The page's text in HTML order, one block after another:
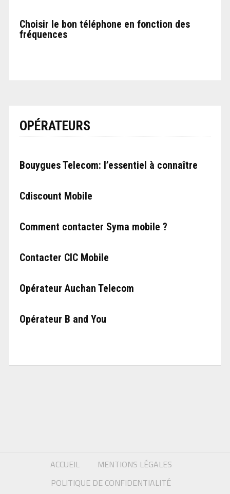
Choisir le bon téléphone en fonction des
fréquences
OPÉRATEURS
Bouygues Telecom: l’essentiel à connaître
Cdiscount Mobile
Comment contacter Syma mobile ?
Contacter CIC Mobile
Opérateur Auchan Telecom
Opérateur B and You
ACCUEIL
MENTIONS LÉGALES
POLITIQUE DE CONFIDENTIALITÉ